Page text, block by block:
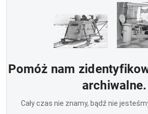
Pomóż nam
archiwalne.
Cały czas nie znamy, bądź nie